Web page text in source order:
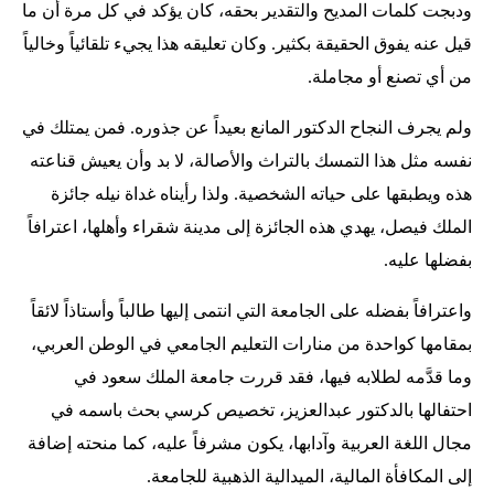
ودبجت كلمات المديح والتقدير بحقه، كان يؤكد في كل مرة أن ما
قيل عنه يفوق الحقيقة بكثير. وكان تعليقه هذا يجيء تلقائياً وخالياً
من أي تصنع أو مجاملة.
ولم يجرف النجاح الدكتور المانع بعيداً عن جذوره. فمن يمتلك في
نفسه مثل هذا التمسك بالتراث والأصالة، لا بد وأن يعيش قناعته
هذه ويطبقها على حياته الشخصية. ولذا رأيناه غداة نيله جائزة
الملك فيصل، يهدي هذه الجائزة إلى مدينة شقراء وأهلها، اعترافاً
بفضلها عليه.
واعترافاً بفضله على الجامعة التي انتمى إليها طالباً وأستاذاً لائقاً
بمقامها كواحدة من منارات التعليم الجامعي في الوطن العربي،
وما قدَّمه لطلابه فيها، فقد قررت جامعة الملك سعود في
احتفالها بالدكتور عبدالعزيز، تخصيص كرسي بحث باسمه في
مجال اللغة العربية وآدابها، يكون مشرفاً عليه، كما منحته إضافة
إلى المكافأة المالية، الميدالية الذهبية للجامعة.